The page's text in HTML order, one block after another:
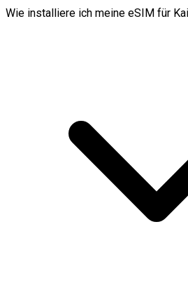
Wie installiere ich meine eSIM für